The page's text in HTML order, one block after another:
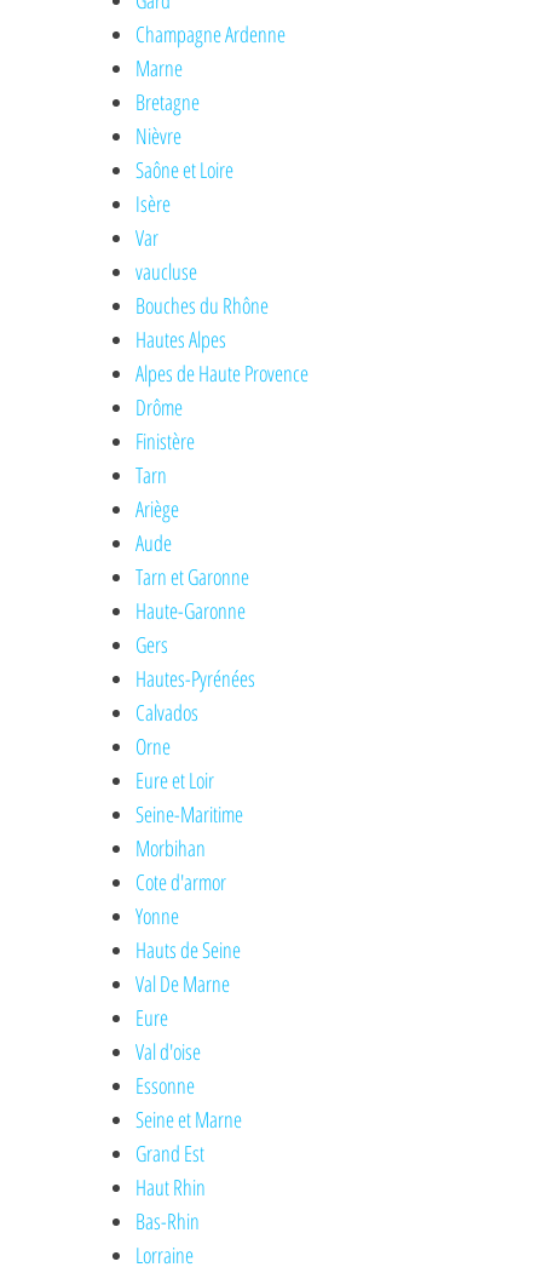
Champagne Ardenne
Marne
Bretagne
Nièvre
Saône et Loire
Isère
Var
vaucluse
Bouches du Rhône
Hautes Alpes
Alpes de Haute Provence
Drôme
Finistère
Tarn
Ariège
Aude
Tarn et Garonne
Haute-Garonne
Gers
Hautes-Pyrénées
Calvados
Orne
Eure et Loir
Seine-Maritime
Morbihan
Cote d'armor
Yonne
Hauts de Seine
Val De Marne
Eure
Val d'oise
Essonne
Seine et Marne
Grand Est
Haut Rhin
Bas-Rhin
Lorraine